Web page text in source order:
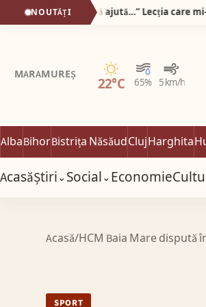
NOUTĂȚI
MARAMUREȘ
22°C 65% 5 km/h
Senin
AlbaBihorBistrița NăsăudClujHarghita
AcasăȘtiri⌄Social⌄Economie
Acasă/HCM Baia Mare dispută
SPORT